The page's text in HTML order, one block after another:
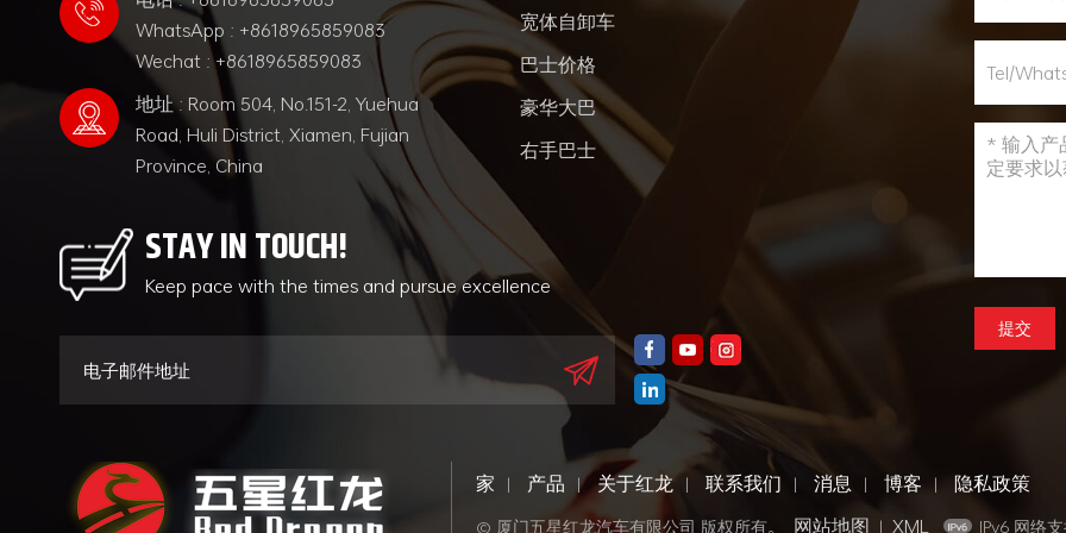
WhatsApp : +8618965859083
Wechat : +8618965859083
地址 : Room 504, No.151-2, Yuehua
Road, Huli District, Xiamen, Fujian
Province, China
宽体自卸车
巴士价格
豪华大巴
右手巴士
STAY IN TOUCH!
Keep pace with the times and pursue excellence
提交
家 | 产品 | 关于红龙 | 联系我们 | 消息 | 博客 | 隐私政策
© 厦门五星红龙汽车有限公司 版权所有。 网站地图 | XML IPv6 网络